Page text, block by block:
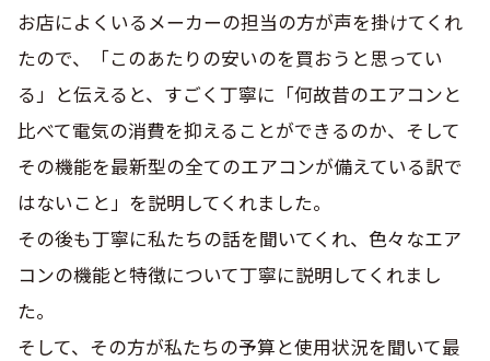
お店によくいるメーカーの担当の方が声を掛けてくれ
たので、「このあたりの安いのを買おうと思ってい
る」と伝えると、すごく丁寧に「何故昔のエアコンと
比べて電気の消費を抑えることができるのか、そして
その機能を最新型の全てのエアコンが備えている訳で
はないこと」を説明してくれました。
その後も丁寧に私たちの話を聞いてくれ、色々なエア
コンの機能と特徴について丁寧に説明してくれまし
た。
そして、その方が私たちの予算と使用状況を聞いて最